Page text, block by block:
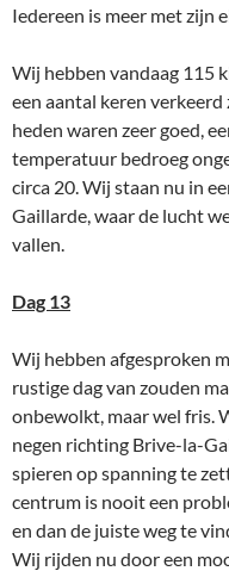
Iedereen is meer met zijn
Wij hebben vandaag 115
een aantal keren
heden waren zeer goed,
temperatuur bedroeg
circa 20. Wij staan nu in
Gaillarde, waar de lucht
vallen.
Dag 13
Wij hebben afgesproken
rustige dag van zouden
onbewolkt, maar wel fris.
negen richting Brive-la-
spieren op spanning te
centrum is nooit een
en dan de juiste weg te
Wij rijden nu door een